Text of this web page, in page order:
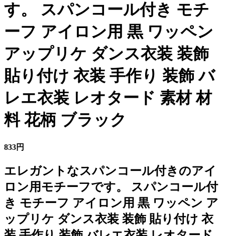
す。 スパンコール付き モチ
ーフ アイロン用 黒 ワッペン
アップリケ ダンス衣装 装飾
貼り付け 衣装 手作り 装飾 バ
レエ衣装 レオタード 素材 材
料 花柄 ブラック
833円
エレガントなスパンコール付きのアイ
ロン用モチーフです。 スパンコール付
き モチーフ アイロン用 黒 ワッペン ア
ップリケ ダンス衣装 装飾 貼り付け 衣